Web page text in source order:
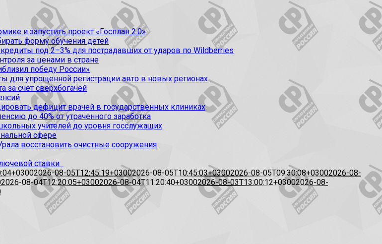
и запустить проект «Госплан 2.0»
форму обучения детей
под 2–3% для пострадавших от ударов по Wildberries
за ценами в стране
победу России»
для упрощенной регистрации авто в новых регионах
счет сверхбогачей
дефицит врачей в государственных клиниках
до 40% от утраченного заработка
учителей до уровня госслужащих
сфере
восстановить очистные сооружения
ставки
2026-08-05T12:45:19+03002026-08-05T10:45:03+03002026-08-05T09:30:08+03002026-08-
2026-08-04T12:20:05+03002026-08-04T11:20:40+03002026-08-03T13:00:12+03002026-08-